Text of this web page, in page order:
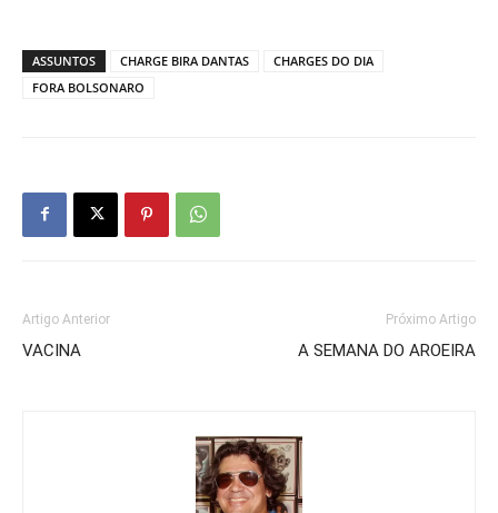
ASSUNTOS CHARGE BIRA DANTAS
CHARGES DO DIA
FORA BOLSONARO
Artigo Anterior
VACINA
Próximo Artigo
A SEMANA DO AROEIRA